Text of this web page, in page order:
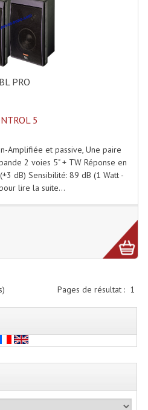
Magnétique
Pieds, Ponts...
Structure Contest
Structure Contest
Structure Contest
ASD SX290
QUATRO290
SC150
SD250
TRIO290
PRO
5
Amplifiée et passive, Une paire
2 voies 5" + TW Réponse en
dB) Sensibilité: 89 dB (1 Watt -
lire la suite...
Pages de résultat : 1